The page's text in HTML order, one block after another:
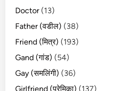
Doctor(13)
Father (वडील) (38)
Friend (मित्र) (193)
Gand (गांड) (54)
Gay (समलिंगी) (36)
Girlfriend (प्रेमिका) (137)